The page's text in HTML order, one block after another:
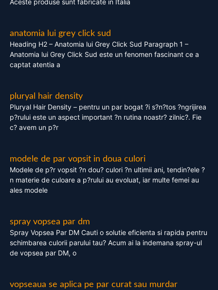
Aceste produse sunt fabricate in Italia
anatomia lui grey click sud
Heading H2 – Anatomia lui Grey Click Sud Paragraph 1 –
Anatomia lui Grey Click Sud este un fenomen fascinant ce a
captat atentia a
pluryal hair density
Pluryal Hair Density – pentru un par bogat ?i s?n?tos ?ngrijirea
p?rului este un aspect important ?n rutina noastr? zilnic?. Fie
c? avem un p?r
modele de par vopsit in doua culori
Modele de p?r vopsit ?n dou? culori ?n ultimii ani, tendin?ele ?
n materie de culoare a p?rului au evoluat, iar multe femei au
ales modele
spray vopsea par dm
Spray Vopsea Par DM Cauti o solutie eficienta si rapida pentru
schimbarea culorii parului tau? Acum ai la indemana spray-ul
de vopsea par DM, o
vopseaua se aplica pe par curat sau murdar